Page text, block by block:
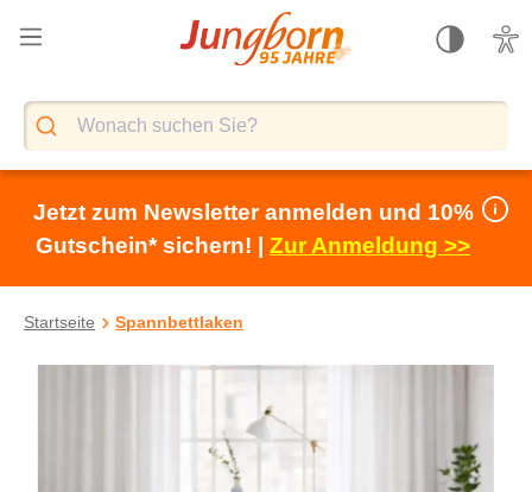
springen
Jetzt zum Newsletter anmelden und 10%
Gutschein* sichern! | Zur Anmeldung >>
Startseite Spannbettlaken
Bildergalerie überspringen